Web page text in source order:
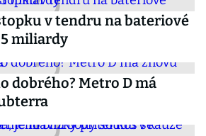
v tendru na bateriové
miliardy
dobrého? Metro D má